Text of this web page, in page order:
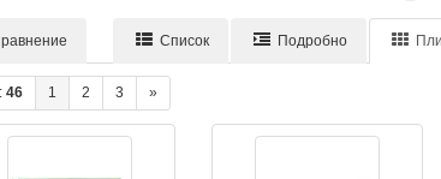
Список Подробно
46 1 2 3 »